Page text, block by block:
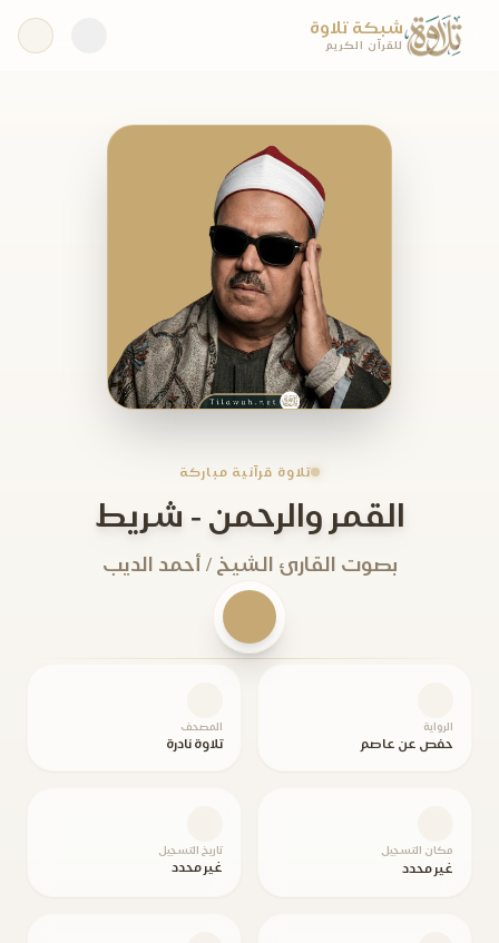
شبكة تلاوة
للقرآن الكريم
تلاوة قرآنية مباركة
القمر والرحمن - شريط
بصوت القارئ الشيخ / أحمد الديب
الرواية
حفص عن عاصم
المصحف
تلاوة نادرة
مكان التسجيل
غير محدد
تاريخ التسجيل
غير محدد